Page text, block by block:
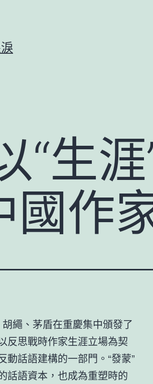
“生涯
國作
繩、茅盾在重慶集中頒發了
反思戰時作家生涯立場為契
動話語建構的一部門。“發蒙”
話語資本，也成為重塑時的